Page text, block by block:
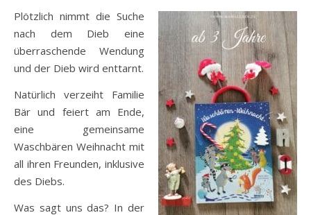
Plötzlich nimmt die Suche
nach dem Dieb eine
überraschende Wendung
und der Dieb wird enttarnt.
Natürlich verzeiht Familie
Bär und feiert am Ende,
eine gemeinsame
Waschbären Weihnacht mit
all ihren Freunden, inklusive
des Diebs.
Was sagt uns das? In der